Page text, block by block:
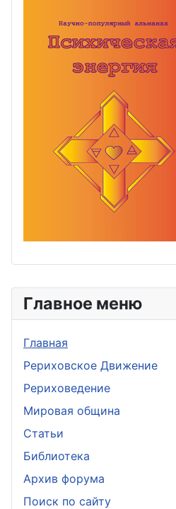
Главное меню
Главная
Рериховское Движение
Рериховедение
Мировая община
Статьи
Библиотека
Архив форума
Поиск по сайту